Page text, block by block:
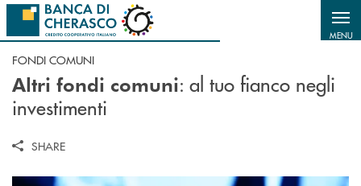
Salta al contenuto principale
MENU
FONDI COMUNI
Altri fondi comuni: al tuo fianco negli
investimenti
SHARE